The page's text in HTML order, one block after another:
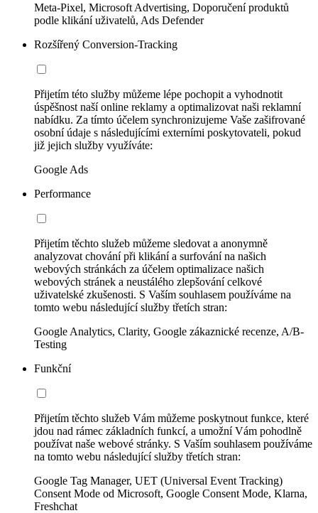
Meta-Pixel, Microsoft Advertising, Doporučení produktů
podle klikání uživatelů, Ads Defender
Rozšířený Conversion-Tracking
Přijetím této služby můžeme lépe pochopit a vyhodnotit
úspěšnost naší online reklamy a optimalizovat naši reklamní
nabídku. Za tímto účelem synchronizujeme Vaše zašifrované
osobní údaje s následujícími externími poskytovateli, pokud
již jejich služby využíváte:
Google Ads
Performance
Přijetím těchto služeb můžeme sledovat a anonymně
analyzovat chování při klikání a surfování na našich
webových stránkách za účelem optimalizace našich
webových stránek a neustálého zlepšování celkové
uživatelské zkušenosti. S Vaším souhlasem používáme na
tomto webu následující služby třetích stran:
Google Analytics, Clarity, Google zákaznické recenze, A/B-
Testing
Funkční
Přijetím těchto služeb Vám můžeme poskytnout funkce, které
jdou nad rámec základních funkcí, a umožní Vám pohodlně
používat naše webové stránky. S Vaším souhlasem používáme
na tomto webu následující služby třetích stran:
Google Tag Manager, UET (Universal Event Tracking)
Consent Mode od Microsoft, Google Consent Mode, Klarna,
Freshchat